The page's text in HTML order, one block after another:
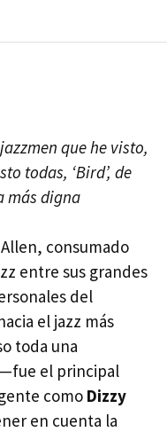
que he visto,
todas, ‘Bird’, de
más digna
consumado
entre sus grandes
del
el jazz más
toda una
el principal
como Dizzy
en cuenta la